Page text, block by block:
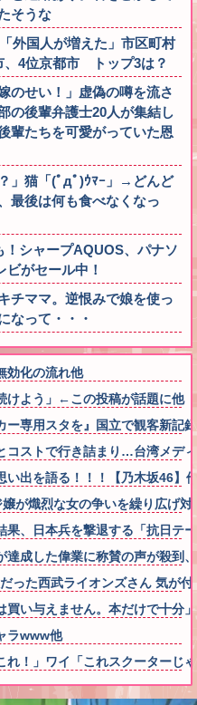
そうな
外国人が増えた」市区町村
4位京都市 トップ3は？
のせい！」虚偽の噂を流さ
の後輩弁護士20人が集結し
輩たちを可愛がっていた恩
」猫「(ﾟдﾟ)ｳﾏｰ」→どんど
最後は何も食べなくなっ
！シャープAQUOS、パナソ
がセール中！
チママ。逆恨みで娘を使っ
なって・・・
効化の流れ他
けよう」←この投稿が話題に他
ー専用スタを』国立で観客新記
コストで行き詰まり…台湾メデ
い出を語る！！！【乃木坂46】
嬢が熾烈な女の争いを繰り広げ
果、日本兵を撃退する「抗日
達成した偉業に称賛の声が殺
った西武ライオンズさん 気が
買い与えません。本だけで十分
ラwww他
れ！」ワイ「これスクーターじ